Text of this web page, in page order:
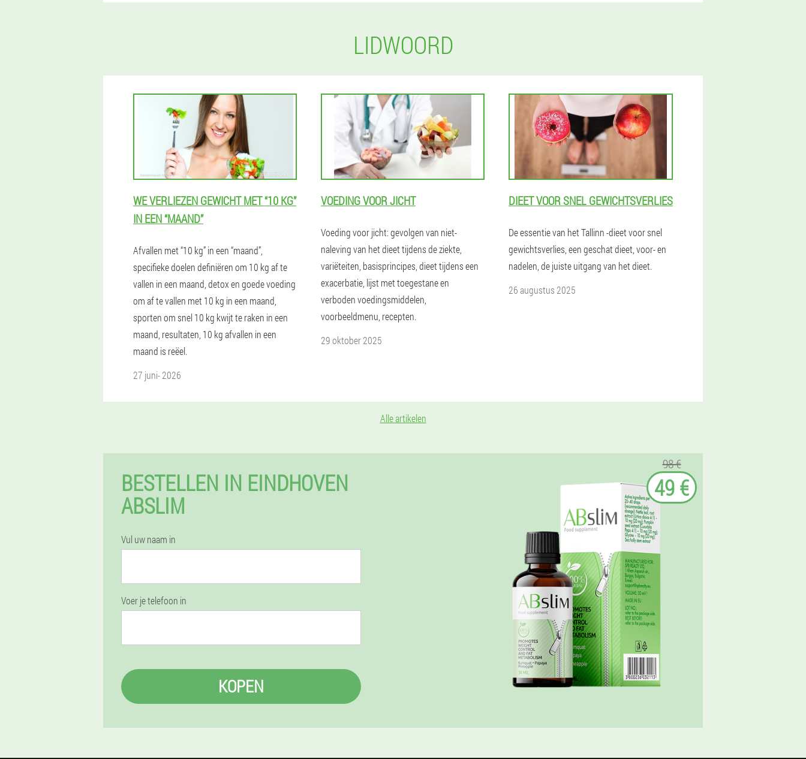
LIDWOORD
WE VERLIEZEN GEWICHT MET “10 KG”
IN EEN “MAAND”
Afvallen met “10 kg” in een “maand”,
specifieke doelen definiëren om 10 kg af te
vallen in een maand, detox en goede voeding
om af te vallen met 10 kg in een maand,
sporten om snel 10 kg kwijt te raken in een
maand, resultaten, 10 kg afvallen in een
maand is reëel.
27 juni- 2026
VOEDING VOOR JICHT
Voeding voor jicht: gevolgen van niet-
naleving van het dieet tijdens de ziekte,
variëteiten, basisprincipes, dieet tijdens een
exacerbatie, lijst met toegestane en
verboden voedingsmiddelen,
voorbeeldmenu, recepten.
29 oktober 2025
DIEET VOOR SNEL GEWICHTSVERLIES
De essentie van het Tallinn -dieet voor snel
gewichtsverlies, een geschat dieet, voor- en
nadelen, de juiste uitgang van het dieet.
26 augustus 2025
Alle artikelen
BESTELLEN IN EINDHOVEN
ABSLIM
Vul uw naam in
Voer je telefoon in
KOPEN
98 €
49 €